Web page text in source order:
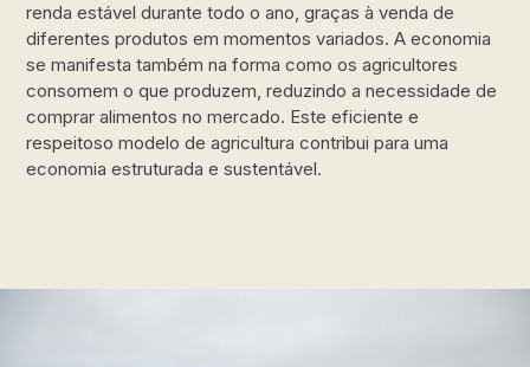
renda estável durante todo o ano, graças à venda de
diferentes produtos em momentos variados. A economia
se manifesta também na forma como os agricultores
consomem o que produzem, reduzindo a necessidade de
comprar alimentos no mercado. Este eficiente e
respeitoso modelo de agricultura contribui para uma
economia estruturada e sustentável.